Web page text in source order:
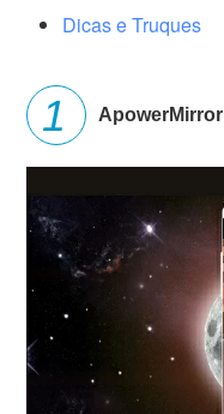
Dicas e Truques
ApowerMirror